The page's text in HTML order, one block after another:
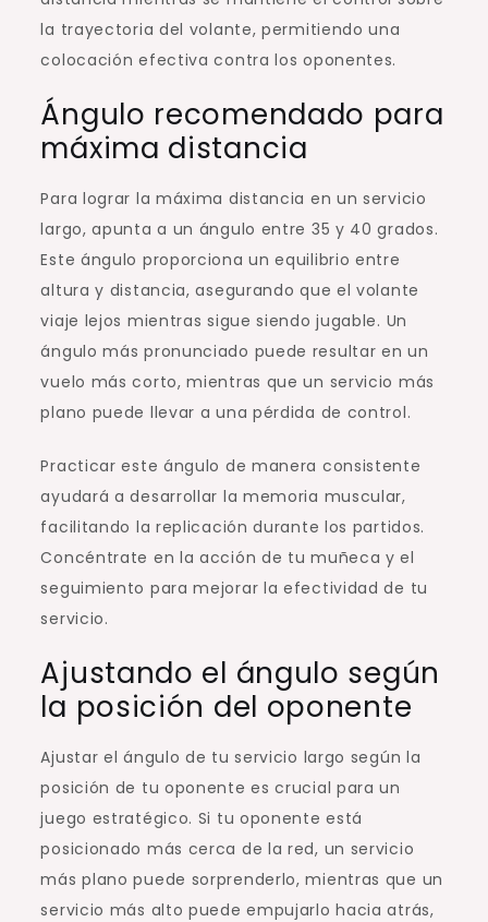
la trayectoria del volante, permitiendo una
colocación efectiva contra los oponentes.
Ángulo recomendado para
máxima distancia
Para lograr la máxima distancia en un servicio
largo, apunta a un ángulo entre 35 y 40 grados.
Este ángulo proporciona un equilibrio entre
altura y distancia, asegurando que el volante
viaje lejos mientras sigue siendo jugable. Un
ángulo más pronunciado puede resultar en un
vuelo más corto, mientras que un servicio más
plano puede llevar a una pérdida de control.
Practicar este ángulo de manera consistente
ayudará a desarrollar la memoria muscular,
facilitando la replicación durante los partidos.
Concéntrate en la acción de tu muñeca y el
seguimiento para mejorar la efectividad de tu
servicio.
Ajustando el ángulo según
la posición del oponente
Ajustar el ángulo de tu servicio largo según la
posición de tu oponente es crucial para un
juego estratégico. Si tu oponente está
posicionado más cerca de la red, un servicio
más plano puede sorprenderlo, mientras que un
servicio más alto puede empujarlo hacia atrás,